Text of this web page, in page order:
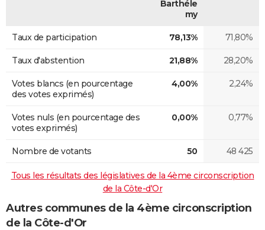
Barthéle
my
Taux de participation 78,13% 71,80%
Taux d'abstention 21,88% 28,20%
Votes blancs (en pourcentage
des votes exprimés)
4,00% 2,24%
Votes nuls (en pourcentage des
votes exprimés)
0,00% 0,77%
Nombre de votants 50 48 425
Tous les résultats des législatives de la 4ème circonscription
de la Côte-d'Or
Autres communes de la 4ème circonscription
de la Côte-d'Or